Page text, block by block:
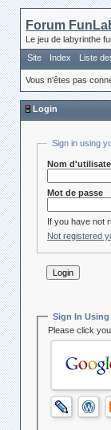
Forum
Le jeu de labyrinthe
Site
Index Liste
Vous n'êtes pas
Login
Sign in using
Nom
Mot de passe
If you have not
Not registered
Sign In Using
Please click